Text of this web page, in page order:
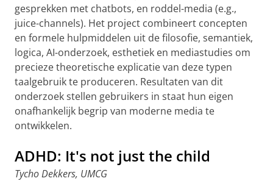
gesprekken met chatbots, en roddel-media (e.g.,
juice-channels). Het project combineert concepten
en formele hulpmiddelen uit de filosofie, semantiek,
logica, AI-onderzoek, esthetiek en mediastudies om
precieze theoretische explicatie van deze typen
taalgebruik te produceren. Resultaten van dit
onderzoek stellen gebruikers in staat hun eigen
onafhankelijk begrip van moderne media te
ontwikkelen.
ADHD: It's not just the child
Tycho Dekkers, UMCG